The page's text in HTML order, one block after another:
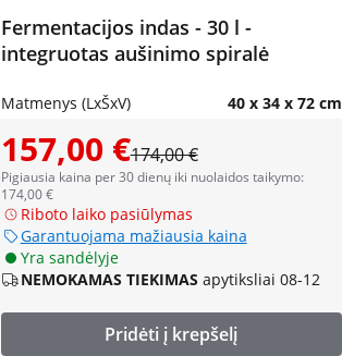
Fermentacijos indas - 30 l -
integruotas aušinimo spiralė
Matmenys (LxŠxV) 40 x 34 x 72 cm
157,00 €174,00 €
Pigiausia kaina per 30 dienų iki nuolaidos taikymo:
174,00 €
Riboto laiko pasiūlymas
Garantuojama mažiausia kaina
Yra sandėlyje
NEMOKAMAS TIEKIMAS apytiksliai 08-12
Pridėti į krepšelį